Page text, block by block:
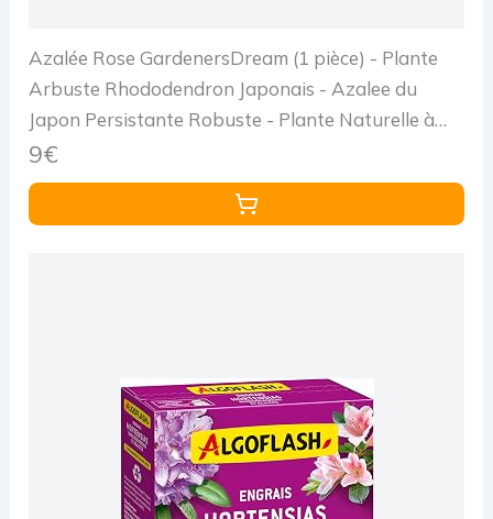
Azalée Rose GardenersDream (1 pièce) - Plante
Arbuste Rhododendron Japonais - Azalee du
Japon Persistante Robuste - Plante Naturelle à
Fleurs pour Jardin en Pots - Plante en Pot
Résistante
9€